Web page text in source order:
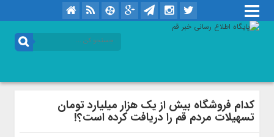
کدام فروشگاه بیش از یک هزار میلیارد تومان
تسهیلات مردم قم را دریافت کرده است؟!